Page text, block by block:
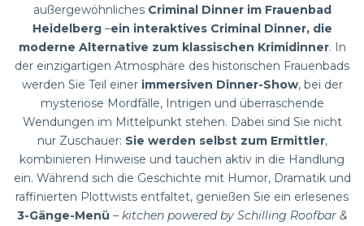
außergewöhnliches Criminal Dinner im Frauenbad
Heidelberg–ein interaktives Criminal Dinner, die
moderne Alternative zum klassischen Krimidinner. In
der einzigartigen Atmosphäre des historischen Frauenbads
werden Sie Teil einer immersiven Dinner-Show, bei der
mysteriöse Mordfälle, Intrigen und überraschende
Wendungen im Mittelpunkt stehen. Dabei sind Sie nicht
nur Zuschauer: Sie werden selbst zum Ermittler,
kombinieren Hinweise und tauchen aktiv in die Handlung
ein. Während sich die Geschichte mit Humor, Dramatik und
raffinierten Plottwists entfaltet, genießen Sie ein erlesenes
3-Gänge-Menü – kitchen powered by Schilling Roofbar &